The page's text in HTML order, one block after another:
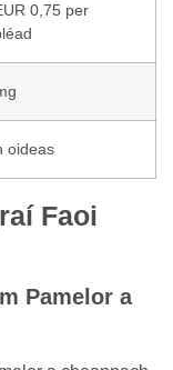
0,75 per
oideas
Faoi
Pamelor a